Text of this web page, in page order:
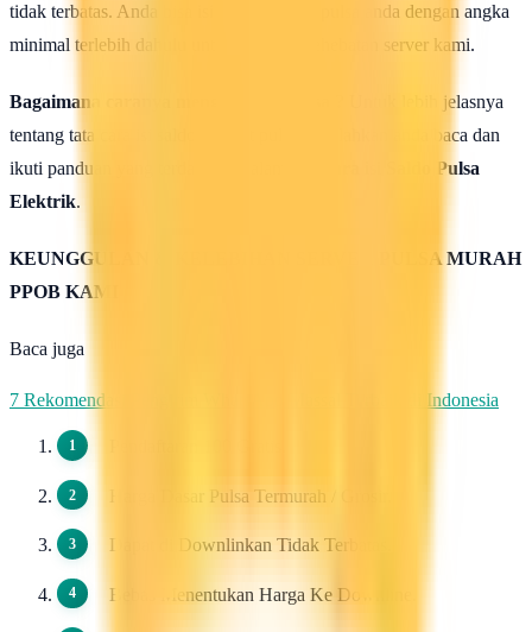
tidak terbatas. Anda bisa isi deposit saldo pulsa anda dengan angka
minimal terlebih dahulu untuk uji coba kehebatan server kami.
Bagaimana caranya mengisi saldo pulsa ?
Untuk lebih jelasnya
tentang tata cara isi saldo deposit pulsa ini silahkan anda baca dan
ikuti panduan yang terdapat di halaman :
Cara isi Saldo Pulsa
Elektrik.
KEUNGGULAN & KELEBIHAN SERVER PULSA MURAH
PPOB KAMI
Baca juga
7 Rekomendasi Pengirim WhatsApp Massal Terbaik di Indonesia
Harga Dasar Pulsa Termurah / Grosir.
Dapat di Downlinkan Tidak Terbatas.
Bebas Menentukan Harga Ke Downline.